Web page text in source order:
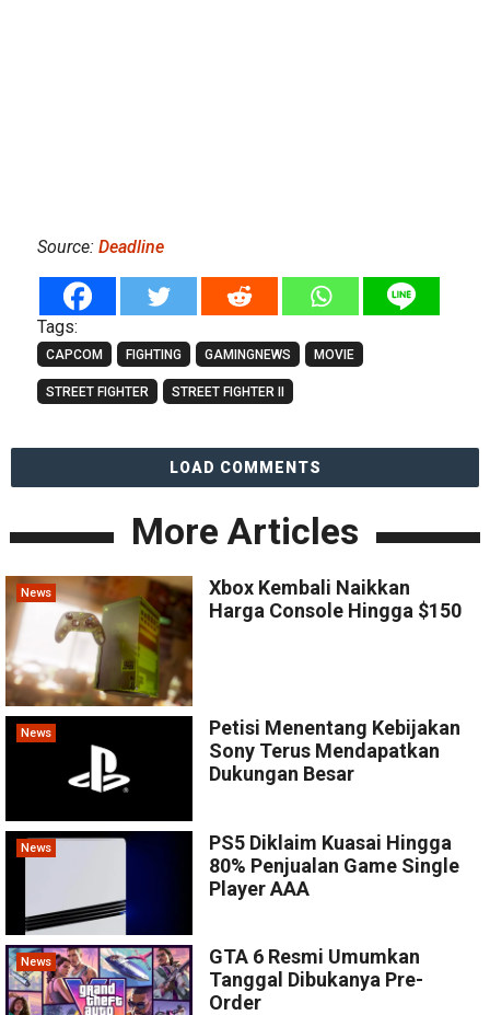
Source: Deadline
Tags:
CAPCOM FIGHTING GAMINGNEWS MOVIE
STREET FIGHTER STREET FIGHTER II
LOAD COMMENTS
More Articles
News
Xbox Kembali Naikkan
Harga Console Hingga $150
News
Petisi Menentang Kebijakan
Sony Terus Mendapatkan
Dukungan Besar
News
PS5 Diklaim Kuasai Hingga
80% Penjualan Game Single
Player AAA
News
GTA 6 Resmi Umumkan
Tanggal Dibukanya Pre-
Order